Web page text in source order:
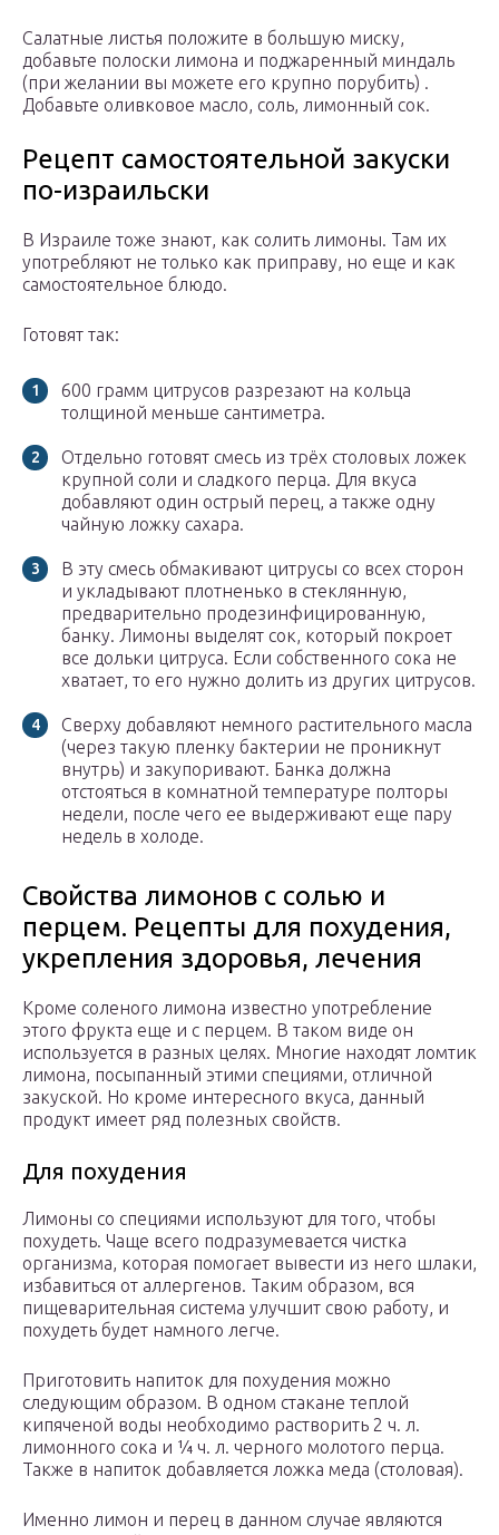
Салатные листья положите в большую миску,
добавьте полоски лимона и поджаренный миндаль
(при желании вы можете его крупно порубить) .
Добавьте оливковое масло, соль, лимонный сок.
Рецепт самостоятельной закуски
по-израильски
В Израиле тоже знают, как солить лимоны. Там их
употребляют не только как приправу, но еще и как
самостоятельное блюдо.
Готовят так:
600 грамм цитрусов разрезают на кольца
толщиной меньше сантиметра.
Отдельно готовят смесь из трёх столовых ложек
крупной соли и сладкого перца. Для вкуса
добавляют один острый перец, а также одну
чайную ложку сахара.
В эту смесь обмакивают цитрусы со всех сторон
и укладывают плотненько в стеклянную,
предварительно продезинфицированную,
банку. Лимоны выделят сок, который покроет
все дольки цитруса. Если собственного сока не
хватает, то его нужно долить из других цитрусов.
Сверху добавляют немного растительного масла
(через такую пленку бактерии не проникнут
внутрь) и закупоривают. Банка должна
отстояться в комнатной температуре полторы
недели, после чего ее выдерживают еще пару
недель в холоде.
Свойства лимонов с солью и
перцем. Рецепты для похудения,
укрепления здоровья, лечения
Кроме соленого лимона известно употребление
этого фрукта еще и с перцем. В таком виде он
используется в разных целях. Многие находят ломтик
лимона, посыпанный этими специями, отличной
закуской. Но кроме интересного вкуса, данный
продукт имеет ряд полезных свойств.
Для похудения
Лимоны со специями используют для того, чтобы
похудеть. Чаще всего подразумевается чистка
организма, которая помогает вывести из него шлаки,
избавиться от аллергенов. Таким образом, вся
пищеварительная система улучшит свою работу, и
похудеть будет намного легче.
Приготовить напиток для похудения можно
следующим образом. В одном стакане теплой
кипяченой воды необходимо растворить 2 ч. л.
лимонного сока и ¼ ч. л. черного молотого перца.
Также в напиток добавляется ложка меда (столовая).
Именно лимон и перец в данном случае являются